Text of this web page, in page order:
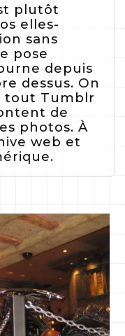
plutôt
elles-
sans
pose
depuis
dessus. On
tout Tumblr
de
photos. À
web et